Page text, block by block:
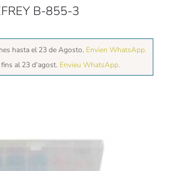
B-855-3
hasta el 23 de Agosto. Envien WhatsApp.
fins al 23 d'agost. Envieu WhatsApp.